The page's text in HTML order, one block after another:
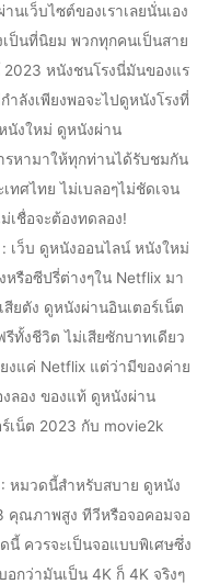
นเว็บไซต์ของเราเลยนั่นเอง
ป็นที่นิยม พวกทุกคนเป็นสาย
หนังชนโรงนี่มันของแร
ลังเพียงพอจะไปดูหนังโรงที่
นังใหม่ ดูหนังผ่าน
รหามาให้ทุกท่านได้รับชมกัน
ศไทย ไม่เบลอๆไม่ชัดเจน
เชื่อจะต้องทดลอง!
เว็บ ดูหนังออนไลน์ หนังใหม่
หรือซีปรี่ต่างๆใน Netflix มา
ยตัง ดูหนังผ่านอินเตอร์เน็ต
ทั้งชีวิต ไม่เสียซักบาทเดียว
งแค่ Netflix แต่ว่ามีของค่าย
ลอง ของแท้ ดูหนังผ่าน
เน็ต 2023 กับ movie2k
หมวดนี้สำหรับสบาย ดูหนัง
คุณภาพสูง ทีวีหรือจอคอมจอ
นี้ ควรจะเป็นจอแบบพิเศษซึ่ง
อกว่ามันเป็น 4K ก็ 4K จริงๆ